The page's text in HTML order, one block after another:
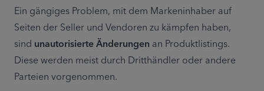
Ein gängiges Problem, mit dem Markeninhaber auf
Seiten der Seller und Vendoren zu kämpfen haben,
sind unautorisierte Änderungen an Produktlistings.
Diese werden meist durch Dritthändler oder andere
Parteien vorgenommen.